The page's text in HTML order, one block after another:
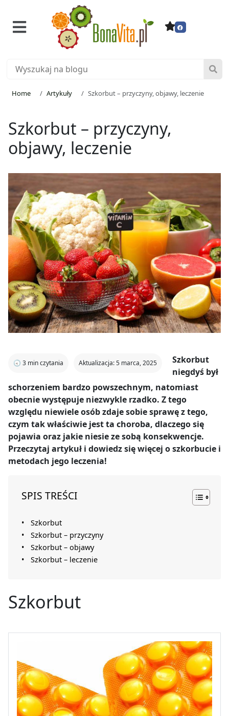
Home Artykuły Szkorbut – przyczyny, objawy, leczenie
Szkorbut – przyczyny,
objawy, leczenie
🕣 3 min czytania Aktualizacja: 5 marca, 2025
Szkorbut
niegdyś był
schorzeniem bardzo powszechnym, natomiast
obecnie występuje niezwykle rzadko. Z tego
względu niewiele osób zdaje sobie sprawę z tego,
czym tak właściwie jest ta choroba, dlaczego się
pojawia oraz jakie niesie ze sobą konsekwencje.
Przeczytaj artykuł i dowiedz się więcej o szkorbucie i
metodach jego leczenia!
SPIS TREŚCI
Szkorbut
Szkorbut – przyczyny
Szkorbut – objawy
Szkorbut – leczenie
Szkorbut